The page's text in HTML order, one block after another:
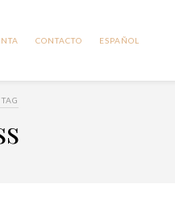
CONTACTO ESPAÑOL